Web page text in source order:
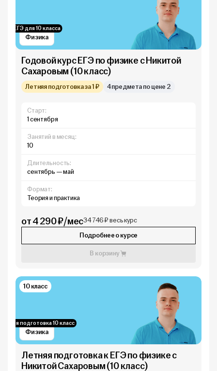
Физика
ЕГЭ для 10 класса
Годовой курс ЕГЭ по физике с Никитой
Сахаровым (10 класс)
Летняя подготовка за 1 ₽ 4 предмета по цене 2
Старт:
1 сентября
Занятий в месяц:
10
Длительность:
сентябрь — май
Формат:
Теория и практика
от 4 290 ₽/мес34 746 ₽ весь курс
Подробнее о курсе
В корзину
Физика
подготовка 10 класс
10 класс
Летняя подготовка к ЕГЭ по физике с
Никитой Сахаровым (10 класс)